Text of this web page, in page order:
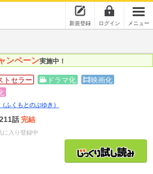
新規登録 ログイン メニュー
ンペーン実施中！
トセラー ドラマ化
映画化
（ふくもとのぶゆき）
話完結
に入り登録中